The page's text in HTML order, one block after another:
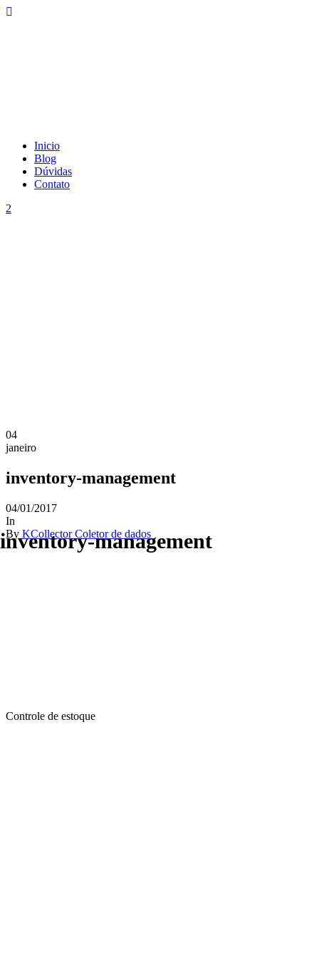
Inicio
Blog
Dúvidas
Contato
inventory-management
04
janeiro
inventory-management
04/01/2017
In
By KCollector Coletor de dados
Controle de estoque